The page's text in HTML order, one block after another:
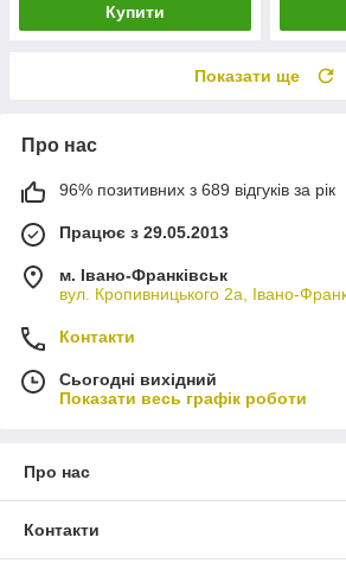
Купити
Показати ще
Про нас
96% позитивних з 689 відгуків за рік
Працює з 29.05.2013
м. Івано-Франківськ
вул. Кропивницького 2а, Івано-
Контакти
Сьогодні вихідний
Показати весь графік роботи
Про нас
Контакти